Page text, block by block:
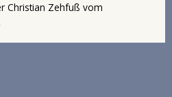
Christian Zehfuß vom